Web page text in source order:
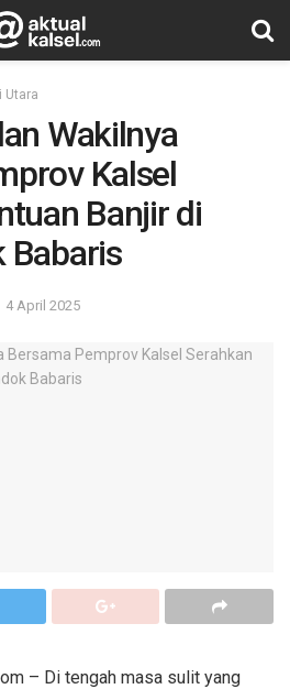
Utara
Wakilnya
Kalsel
Banjir di
Babaris
4 April 2025
– Di tengah masa sulit yang